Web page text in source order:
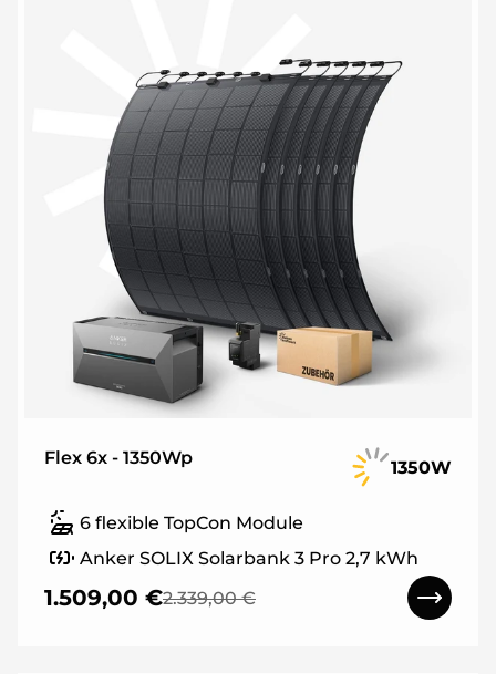
Flex 6x - 1350Wp 1350W
6 flexible TopCon Module
Anker SOLIX Solarbank 3 Pro 2,7 kWh
1.509,00 €2.339,00 €